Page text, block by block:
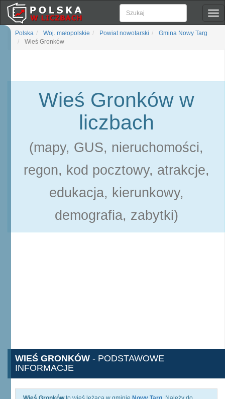
Polska Woj. małopolskie Powiat nowotarski
Gmina Nowy Targ
Wieś Gronków
Wieś Gronków w
liczbach
(mapy, GUS, nieruchomości,
regon, kod pocztowy, atrakcje,
edukacja, kierunkowy,
demografia, zabytki)
WIEŚ GRONKÓW - PODSTAWOWE
INFORMACJE